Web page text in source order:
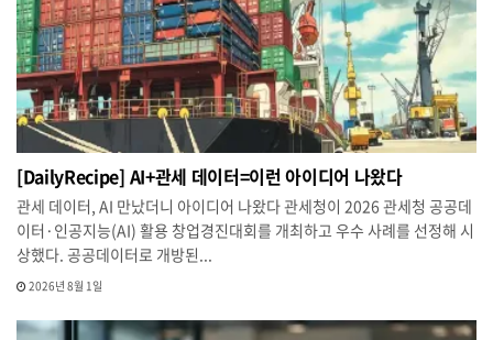
[DailyRecipe] AI+관세 데이터=이런 아이디어 나왔다
관세 데이터, AI 만났더니 아이디어 나왔다 관세청이 2026 관세청 공공데
이터·인공지능(AI) 활용 창업경진대회를 개최하고 우수 사례를 선정해 시
상했다. 공공데이터로 개방된...
2026년 8월 1일